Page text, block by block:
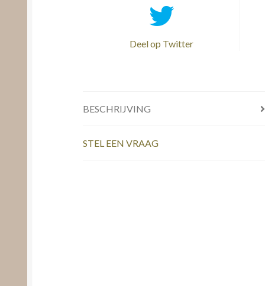
Deel op Twitter
BESCHRIJVING
STEL EEN VRAAG